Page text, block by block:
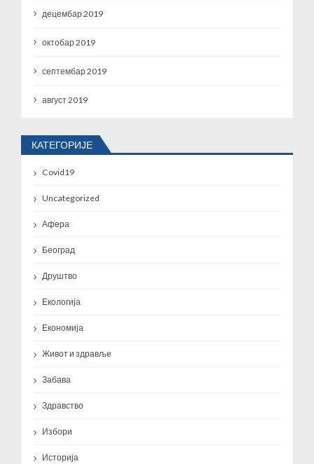
децембар 2019
октобар 2019
септембар 2019
август 2019
КАТЕГОРИЈЕ
Covid19
Uncategorized
Афера
Београд
Друштво
Екологија
Економија
Живот и здравље
Забава
Здравство
Избори
Историја